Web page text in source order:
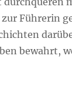
Führerin
bewahrt,